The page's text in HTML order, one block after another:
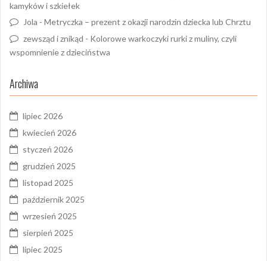
kamyków i szkiełek
Jola - Metryczka – prezent z okazji narodzin dziecka lub Chrztu
zewsząd i znikąd - Kolorowe warkoczyki rurki z muliny, czyli
wspomnienie z dzieciństwa
Archiwa
lipiec 2026
kwiecień 2026
styczeń 2026
grudzień 2025
listopad 2025
październik 2025
wrzesień 2025
sierpień 2025
lipiec 2025